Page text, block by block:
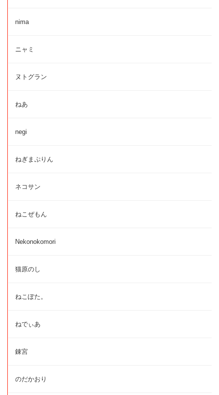
nima
ニャミ
ヌトグラン
ねあ
negi
ねぎまぷりん
ネコサン
ねこぜもん
Nekonokomori
猫原のし
ねこぽた。
ねでぃあ
錬宮
のだかおり